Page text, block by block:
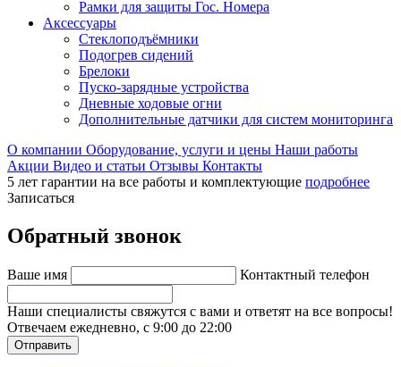
Рамки для защиты Гос. Номера
Аксессуары
Стеклоподъёмники
Подогрев сидений
Брелоки
Пуско-зарядные устройства
Дневные ходовые огни
Дополнительные датчики для систем мониторинга
О компании Оборудование, услуги и цены Наши работы
Акции Видео и статьи Отзывы Контакты
5 лет гарантии на все работы и комплектующие подробнее
Записаться
Обратный звонок
Ваше имя Контактный телефон
Наши специалисты свяжутся с вами и ответят на все вопросы!
Отвечаем ежедневно, с 9:00 до 22:00
Отправить